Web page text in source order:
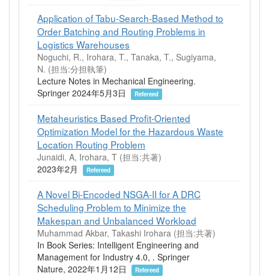
Application of Tabu-Search-Based Method to
Order Batching and Routing Problems in
Logistics Warehouses
Noguchi, R., Irohara, T., Tanaka, T., Sugiyama,
N. (担当:分担執筆)
Lecture Notes in Mechanical Engineering.
Springer 2024年5月3日
Refereed
Metaheuristics Based Profit-Oriented
Optimization Model for the Hazardous Waste
Location Routing Problem
Junaidi, A, Irohara, T (担当:共著)
2023年2月
Refereed
A Novel Bi-Encoded NSGA-II for A DRC
Scheduling Problem to Minimize the
Makespan and Unbalanced Workload
Muhammad Akbar, Takashi Irohara (担当:共著)
In Book Series: Intelligent Engineering and
Management for Industry 4.0, . Springer
Nature, 2022年1月12日
Refereed